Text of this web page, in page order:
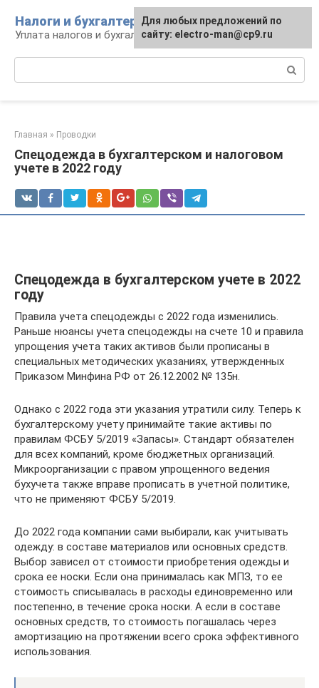
контенту
Налоги и бухгалтерия
Уплата налогов и бухгалтерская отчётность
Главная » Проводки
Спецодежда в бухгалтерском и налоговом
учете в 2022 году
Спецодежда в бухгалтерском учете в 2022
году
Правила учета спецодежды с 2022 года изменились.
Раньше нюансы учета спецодежды на счете 10 и правила
упрощения учета таких активов были прописаны в
специальных методических указаниях, утвержденных
Приказом Минфина РФ от 26.12.2002 № 135н.
Однако с 2022 года эти указания утратили силу. Теперь к
бухгалтерскому учету принимайте такие активы по
правилам ФСБУ 5/2019 «Запасы». Стандарт обязателен
для всех компаний, кроме бюджетных организаций.
Микроорганизации с правом упрощенного ведения
бухучета также вправе прописать в учетной политике,
что не применяют ФСБУ 5/2019.
До 2022 года компании сами выбирали, как учитывать
одежду: в составе материалов или основных средств.
Выбор зависел от стоимости приобретения одежды и
срока ее носки. Если она принималась как МПЗ, то ее
стоимость списывалась в расходы единовременно или
постепенно, в течение срока носки. А если в составе
основных средств, то стоимость погашалась через
амортизацию на протяжении всего срока эффективного
использования.
Для любых предложений по
сайту: electro-man@cp9.ru